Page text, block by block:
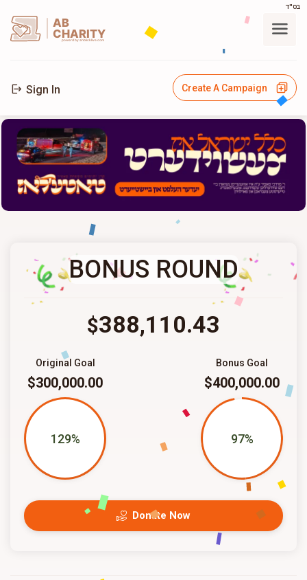
בס"ד
AB
CHARITY
powerd by ahblicklive.com
Sign In Create A Campaign
BONUS ROUND
$388,110.43
Bonus Goal
$400,000.00
97%
Original Goal
$300,000.00
129%
Donate Now